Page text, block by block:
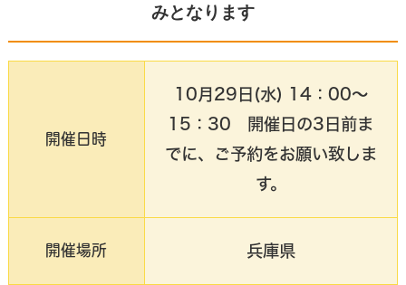
みとなります
開催日時
10月29日(水) 14：00〜
15：30 開催日の3日前ま
でに、ご予約をお願い致しま
す。
開催場所 兵庫県